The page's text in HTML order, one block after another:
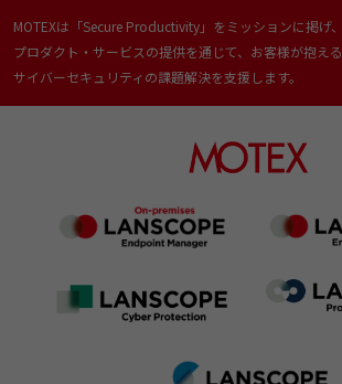
MOTEXは「Secure Productivity」をミッションに掲げ、
プロダクト・サービスの提供を通じて、お客様が抱える
サイバーセキュリティの課題解決を支援します。